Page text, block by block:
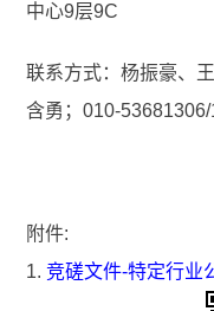
中心9层9C
联系方式：杨振豪、
含勇；010-53681306/
附件:
1.竞磋文件-特定行业